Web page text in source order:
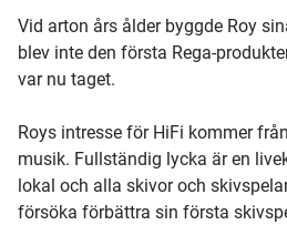
Vid arton års ålder byggde Roy
blev inte den första Rega-
var nu taget.
Roys intresse för HiFi kommer
musik. Fullständig lycka är en
lokal och alla skivor och
försöka förbättra sin första